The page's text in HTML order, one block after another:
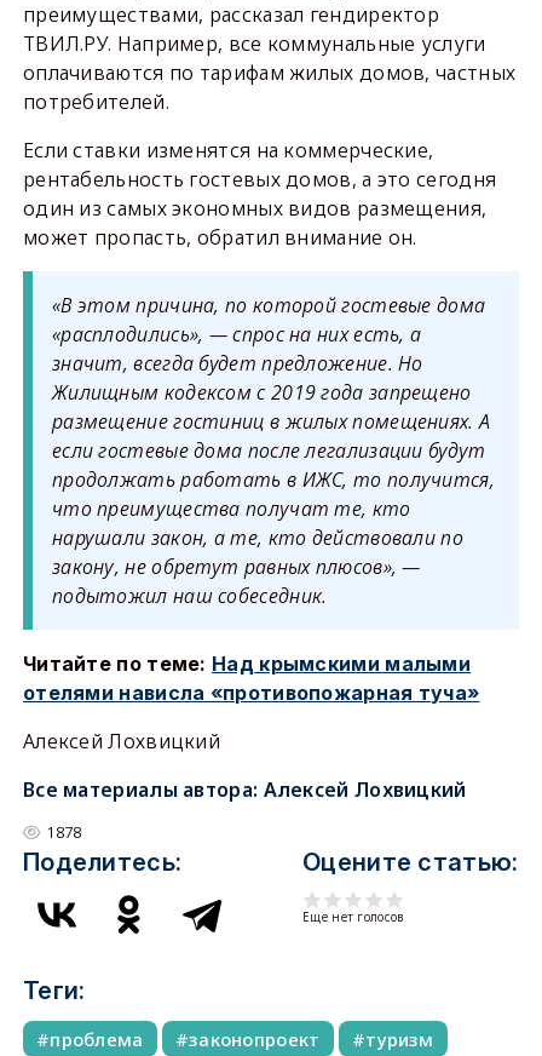
преимуществами, рассказал гендиректор
ТВИЛ.РУ. Например, все коммунальные услуги
оплачиваются по тарифам жилых домов, частных
потребителей.
Если ставки изменятся на коммерческие,
рентабельность гостевых домов, а это сегодня
один из самых экономных видов размещения,
может пропасть, обратил внимание он.
«В этом причина, по которой гостевые дома
«расплодились», — спрос на них есть, а
значит, всегда будет предложение. Но
Жилищным кодексом с 2019 года запрещено
размещение гостиниц в жилых помещениях. А
если гостевые дома после легализации будут
продолжать работать в ИЖС, то получится,
что преимущества получат те, кто
нарушали закон, а те, кто действовали по
закону, не обретут равных плюсов», —
подытожил наш собеседник.
Читайте по теме: Над крымскими малыми
отелями нависла «противопожарная туча»
Алексей Лохвицкий
Все материалы автора: Алексей Лохвицкий
1878
Поделитесь: Оцените статью:
Еще нет голосов
Теги:
проблема законопроект туризм